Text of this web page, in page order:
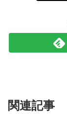
関連記事